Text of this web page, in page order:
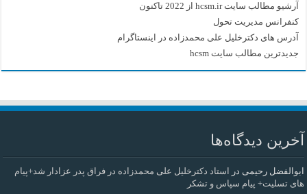
آرشیو مطالب سایت hcsm.ir از 2022 تاکنون
کنفرانس مدیریت تحول
آدرس های دکترخلیل علی محمدزاده در اینستاگرام
جدیدترین مطالب سایت hcsm
آخرین دیدگاه‌ها
ابوالفضل رحیمی در
استاد دکترخلیل علی محمدزاده در فراق پدر عزادار شد+پیام
های تسلیت+ پیام سپاس و تشکر